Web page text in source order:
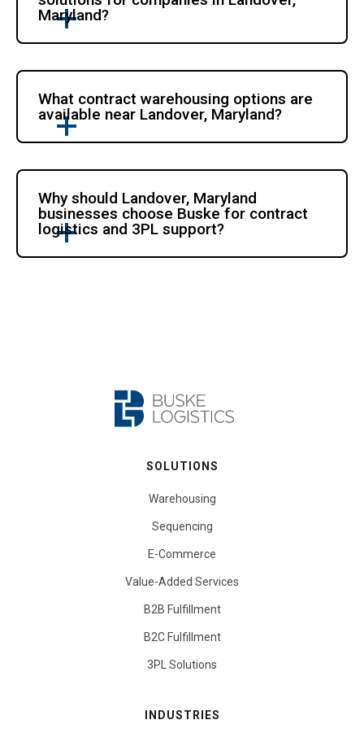
Maryland?
What contract warehousing options are
available near Landover, Maryland?
Why should Landover, Maryland
businesses choose Buske for contract
logistics and 3PL support?
SOLUTIONS
Warehousing
Sequencing
E-Commerce
Value-Added Services
B2B Fulfillment
B2C Fulfillment
3PL Solutions
INDUSTRIES